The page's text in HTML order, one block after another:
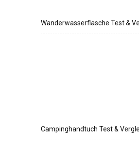
Wanderwasserflasche Test &
Campinghandtuch Test &